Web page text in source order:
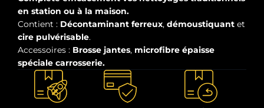
en station ou à la maison.
Contient : Décontaminant ferreux, démoustiquant et
cire pulvérisable.
Accessoires : Brosse jantes, microfibre épaisse
spéciale carrosserie.